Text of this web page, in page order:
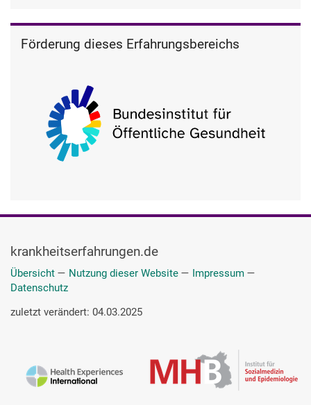
Förderung dieses Erfahrungsbereichs
krankheitserfahrungen.de
Übersicht — Nutzung dieser Website — Impressum —
Datenschutz
zuletzt verändert: 04.03.2025